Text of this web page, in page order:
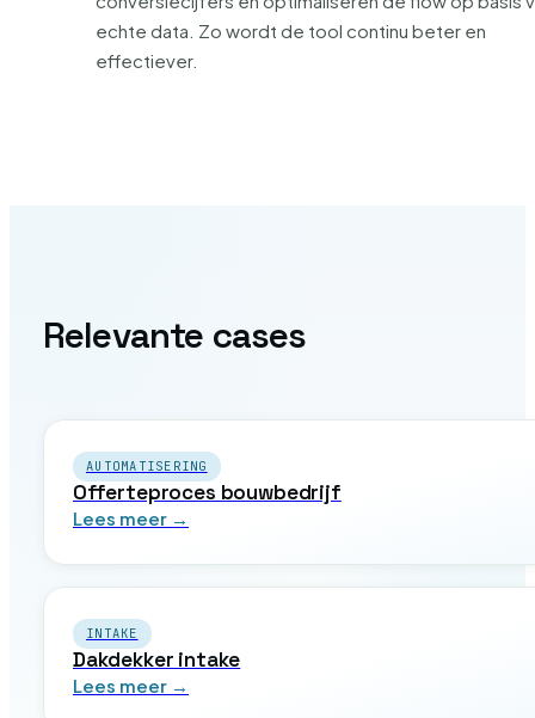
echte data. Zo wordt de tool continu beter en
effectiever.
Relevante cases
AUTOMATISERING
Offerteproces bouwbedrijf
Lees meer →
INTAKE
Dakdekker intake
Lees meer →